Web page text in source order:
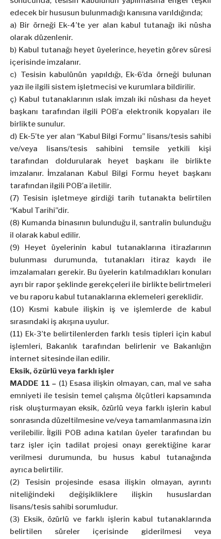
edecek bir hususun bulunmadığı kanısına varıldığında;
a) Bir örneği Ek-4’te yer alan kabul tutanağı iki nüsha
olarak düzenlenir.
b) Kabul tutanağı heyet üyelerince, heyetin görev süresi
içerisinde imzalanır.
c) Tesisin kabulünün yapıldığı, Ek-6’da örneği bulunan
yazı ile ilgili sistem işletmecisi ve kurumlara bildirilir.
ç) Kabul tutanaklarının ıslak imzalı iki nüshası da heyet
başkanı tarafından ilgili POB’a elektronik kopyaları ile
birlikte sunulur.
d) Ek-5’te yer alan “Kabul Bilgi Formu” lisans/tesis sahibi
ve/veya lisans/tesis sahibini temsile yetkili kişi
tarafından doldurularak heyet başkanı ile birlikte
imzalanır. İmzalanan Kabul Bilgi Formu heyet başkanı
tarafından ilgili POB’a iletilir.
(7) Tesisin işletmeye girdiği tarih tutanakta belirtilen
“Kabul Tarihi”dir.
(8) Kumanda binasının bulunduğu il, santralin bulunduğu
il olarak kabul edilir.
(9) Heyet üyelerinin kabul tutanaklarına itirazlarının
bulunması durumunda, tutanakları itiraz kaydı ile
imzalamaları gerekir. Bu üyelerin katılmadıkları konuları
ayrı bir rapor şeklinde gerekçeleri ile birlikte belirtmeleri
ve bu raporu kabul tutanaklarına eklemeleri gereklidir.
(10) Kısmi kabule ilişkin iş ve işlemlerde de kabul
sırasındaki iş akışına uyulur.
(11) Ek-3’te belirtilenlerden farklı tesis tipleri için kabul
işlemleri, Bakanlık tarafından belirlenir ve Bakanlığın
internet sitesinde ilan edilir.
Eksik, özürlü veya farklı işler
MADDE 11 – (1) Esasa ilişkin olmayan, can, mal ve saha
emniyeti ile tesisin temel çalışma ölçütleri kapsamında
risk oluşturmayan eksik, özürlü veya farklı işlerin kabul
sonrasında düzeltilmesine ve/veya tamamlanmasına izin
verilebilir. İlgili POB adına katılan üyeler tarafından bu
tarz işler için tadilat projesi onayı gerektiğine karar
verilmesi durumunda, bu husus kabul tutanağında
ayrıca belirtilir.
(2) Tesisin projesinde esasa ilişkin olmayan, ayrıntı
niteliğindeki değişikliklere ilişkin hususlardan
lisans/tesis sahibi sorumludur.
(3) Eksik, özürlü ve farklı işlerin kabul tutanaklarında
belirtilen süreler içerisinde giderilmesi veya